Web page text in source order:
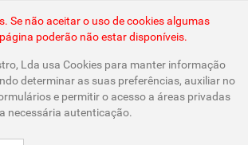
Se não aceitar o uso de cookies algumas
poderão não estar disponíveis.
Lda usa Cookies para manter informação
determinar as suas preferências, auxiliar no
e permitir o acesso a áreas privadas
necessária autenticação.